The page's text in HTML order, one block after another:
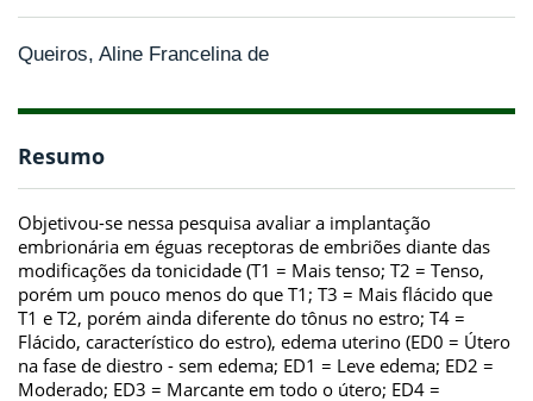
Queiros, Aline Francelina de
Resumo
Objetivou-se nessa pesquisa avaliar a implantação
embrionária em éguas receptoras de embriões diante das
modificações da tonicidade (T1 = Mais tenso; T2 = Tenso,
porém um pouco menos do que T1; T3 = Mais flácido que
T1 e T2, porém ainda diferente do tônus no estro; T4 =
Flácido, característico do estro), edema uterino (ED0 = Útero
na fase de diestro - sem edema; ED1 = Leve edema; ED2 =
Moderado; ED3 = Marcante em todo o útero; ED4 =